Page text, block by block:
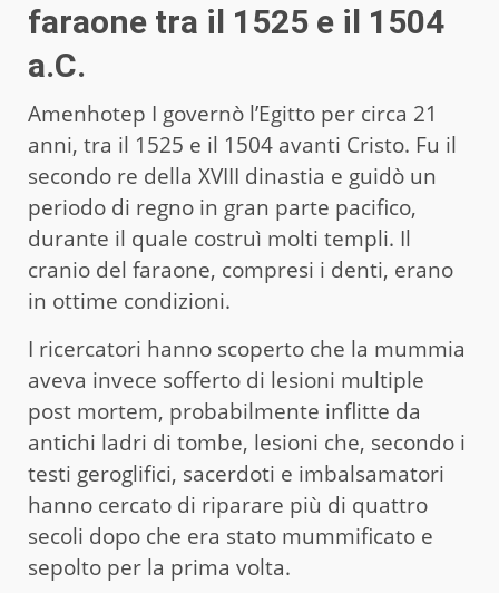
faraone tra il 1525 e il 1504
a.C.
Amenhotep I governò l’Egitto per circa 21
anni, tra il 1525 e il 1504 avanti Cristo. Fu il
secondo re della XVIII dinastia e guidò un
periodo di regno in gran parte pacifico,
durante il quale costruì molti templi. Il
cranio del faraone, compresi i denti, erano
in ottime condizioni.
I ricercatori hanno scoperto che la mummia
aveva invece sofferto di lesioni multiple
post mortem, probabilmente inflitte da
antichi ladri di tombe, lesioni che, secondo i
testi geroglifici, sacerdoti e imbalsamatori
hanno cercato di riparare più di quattro
secoli dopo che era stato mummificato e
sepolto per la prima volta.